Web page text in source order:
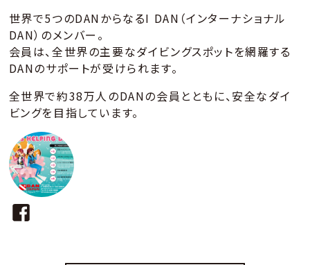
世界で5つのDANからなるI DAN（インターナショナル
DAN）のメンバー。
会員は、全世界の主要なダイビングスポットを網羅する
DANのサポートが受けられます。
全世界で約38万人のDANの会員とともに、安全なダイ
ビングを目指しています。